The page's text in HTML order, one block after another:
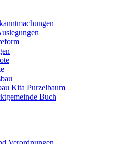
Kita Purzelbaum
Buch